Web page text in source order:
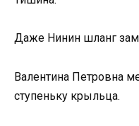
Даже Нинин шланг
Валентина Петровна
ступеньку крыльца.